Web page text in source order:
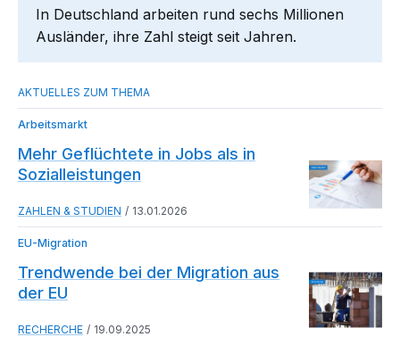
In Deutschland arbeiten rund sechs Millionen
Ausländer, ihre Zahl steigt seit Jahren.
Arbeitsmarkt
Mehr Geflüchtete in Jobs als in
Sozialleistungen
ZAHLEN & STUDIEN 13.01.2026
EU-Migration
Trendwende bei der Migration aus
der EU
RECHERCHE 19.09.2025